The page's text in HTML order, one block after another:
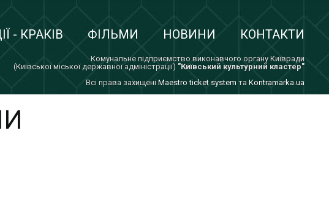
- КРАКІВ ФІЛЬМИ НОВИНИ КОНТАКТИ
Комунальне підприємство виконавчого органу Київради
(Київської міської державної адміністрації) "Київський культурний кластер"
Всi права захищенi Maestro ticket system та Kontramarka.ua